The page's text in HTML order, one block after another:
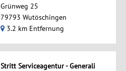
Grünweg 25
79793 Wutöschingen
3.2 km Entfernung
Stritt Serviceagentur - Generali